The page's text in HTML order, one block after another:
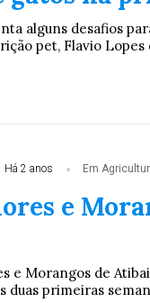
alguns desafios
pet, Flavio
Há 2 anos Em
e
e Morangos de
duas primeiras